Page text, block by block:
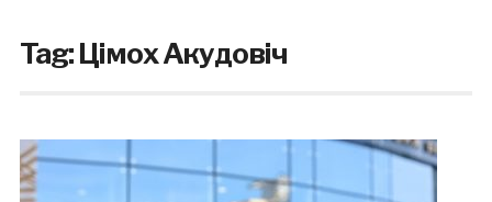
Tag:Цімох Акудовіч